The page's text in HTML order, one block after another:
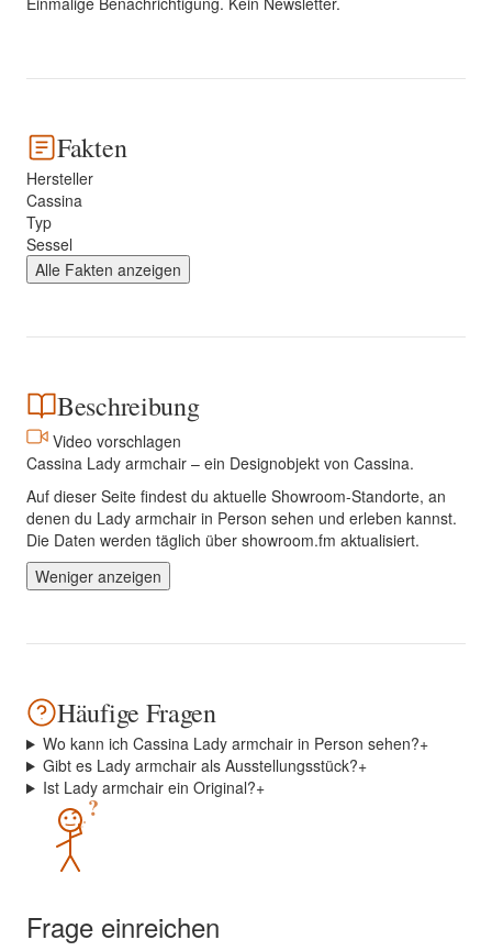
Fakten
Hersteller
Cassina
Typ
Sessel
Alle Fakten anzeigen
Beschreibung
Video vorschlagen
Cassina Lady armchair – ein Designobjekt von Cassina.
Auf dieser Seite findest du aktuelle Showroom-Standorte, an
denen du Lady armchair in Person sehen und erleben kannst.
Die Daten werden täglich über showroom.fm aktualisiert.
Weniger anzeigen
Häufige Fragen
Wo kann ich Cassina Lady armchair in Person sehen?+
Gibt es Lady armchair als Ausstellungsstück?+
Ist Lady armchair ein Original?+
?
Frage einreichen